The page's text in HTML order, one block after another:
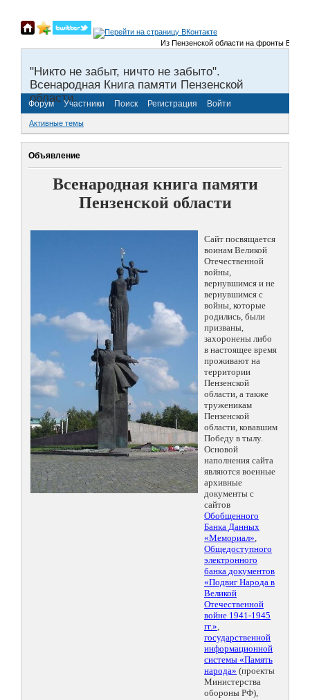
Из Пензенской области на фронты
"Никто не забыт, ничто не забыто".
Всенародная Книга памяти Пензенской
области.
Форум Участники Поиск Регистрация Войти
Активные темы
Объявление
Всенародная книга памяти
Пензенской области
Сайт посвящается
воинам Великой
Отечественной
войны,
вернувшимся и не
вернувшимся с
войны, которые
родились, были
призваны,
захоронены либо
в настоящее время
проживают на
территории
Пензенской
области, а также
труженикам
Пензенской
области, ковавшим
Победу в тылу.
Основой
наполнения сайта
являются военные
архивные
документы с
сайтов
Обобщенного
Банка Данных
«Мемориал»,
Общедоступного
электронного
банка документов
«Подвиг Народа в
Великой
Отечественной
войне 1941-1945
гг.»,
государственной
информационной
системы «Память
народа» (проекты
Министерства
обороны РФ),